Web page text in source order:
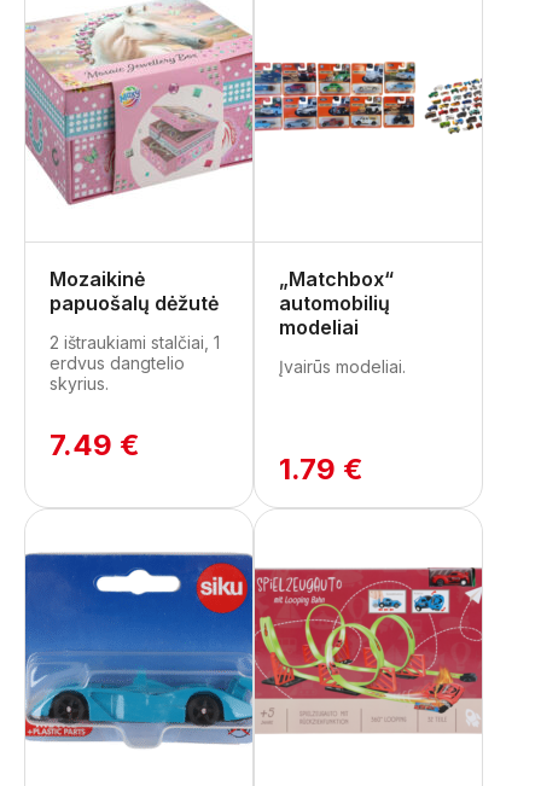
Mozaikinė
papuošalų dėžutė
2 ištraukiami stalčiai, 1
erdvus dangtelio
skyrius.
7.49 €
„Matchbox“
automobilių
modeliai
Įvairūs modeliai.
1.79 €